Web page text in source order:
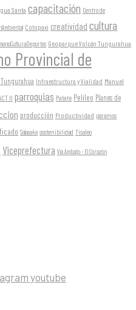
Santa capacitación Centro de
Cotopaxi creatividad cultura
Geoparque Volcán Tungurahua
Provincial de
Infraestructura y Vialidad Manuel
II parroquias Patate Pelileo Planes de
producción Productividad páramos
Salasaka sostenibilidad Tisaleo
Viceprefectura Vía Ambato - El Corazón
youtube